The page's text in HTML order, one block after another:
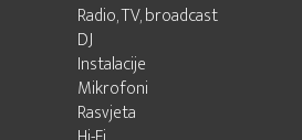
Radio, TV, broadcast
DJ
Instalacije
Mikrofoni
Rasvjeta